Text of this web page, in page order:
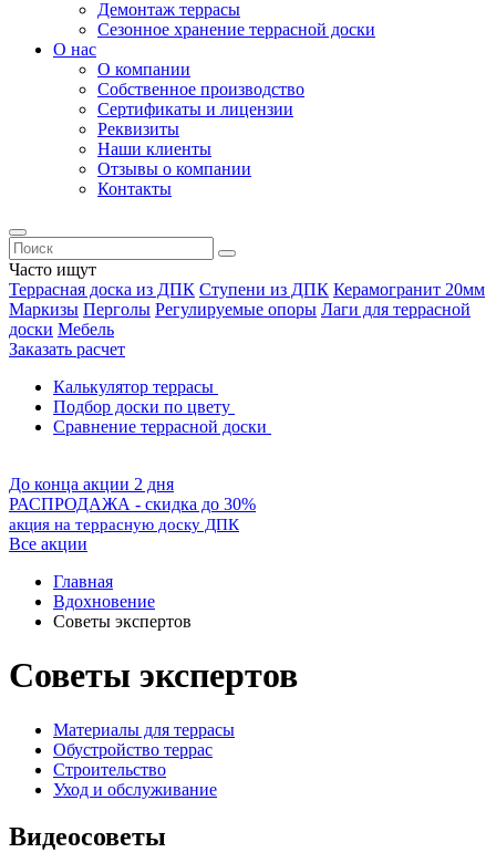
Демонтаж террасы
Сезонное хранение террасной доски
О нас
О компании
Собственное производство
Сертификаты и лицензии
Реквизиты
Наши клиенты
Отзывы о компании
Контакты
Часто ищут
Террасная доска из ДПК Ступени из ДПК Керамогранит 20мм
Маркизы Перголы Регулируемые опоры Лаги для террасной
доски Мебель
Заказать расчет
Калькулятор террасы
Подбор доски по цвету
Сравнение террасной доски
До конца акции 2 дня
РАСПРОДАЖА - скидка до 30%
акция на террасную доску ДПК
Все акции
Главная
Вдохновение
Советы экспертов
Советы экспертов
Материалы для террасы
Обустройство террас
Строительство
Уход и обслуживание
Видеосоветы